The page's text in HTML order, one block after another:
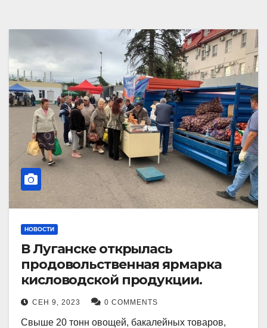
НОВОСТИ
В Луганске открылась
продовольственная ярмарка
кисловодской продукции.
СЕН 9, 2023 0 COMMENTS
Свыше 20 тонн овощей, бакалейных товаров,